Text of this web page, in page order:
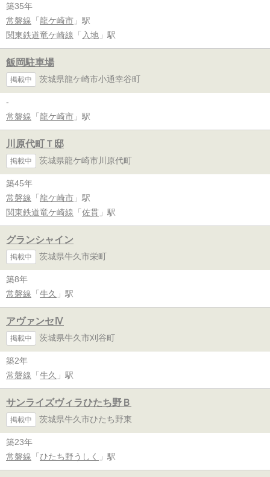
築35年
常磐線 「 龍ケ崎市 」駅
関東鉄道竜ケ崎線 「 入地 」駅
飯岡駐車場
掲載中 茨城県龍ケ崎市小通幸谷町
-
常磐線 「 龍ケ崎市 」駅
川原代町Ｔ邸
掲載中 茨城県龍ケ崎市川原代町
築45年
常磐線 「 龍ケ崎市 」駅
関東鉄道竜ケ崎線 「 佐貫 」駅
グランシャイン
掲載中 茨城県牛久市栄町
築8年
常磐線 「 牛久 」駅
アヴァンセⅣ
掲載中 茨城県牛久市刈谷町
築2年
常磐線 「 牛久 」駅
サンライズヴィラひたち野Ｂ
掲載中 茨城県牛久市ひたち野東
築23年
常磐線 「 ひたち野うしく 」駅